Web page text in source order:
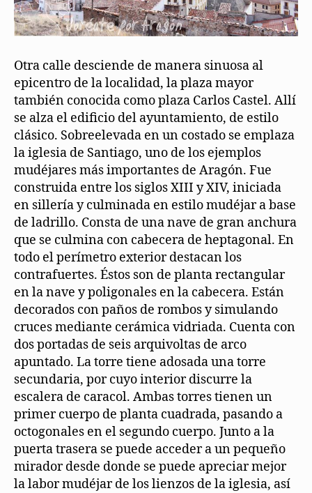
Otra calle desciende de manera sinuosa al
epicentro de la localidad, la plaza mayor
también conocida como plaza Carlos Castel. Allí
se alza el edificio del ayuntamiento, de estilo
clásico. Sobreelevada en un costado se emplaza
la iglesia de Santiago, uno de los ejemplos
mudéjares más importantes de Aragón. Fue
construida entre los siglos XIII y XIV, iniciada
en sillería y culminada en estilo mudéjar a base
de ladrillo. Consta de una nave de gran anchura
que se culmina con cabecera de heptagonal. En
todo el perímetro exterior destacan los
contrafuertes. Éstos son de planta rectangular
en la nave y poligonales en la cabecera. Están
decorados con paños de rombos y simulando
cruces mediante cerámica vidriada. Cuenta con
dos portadas de seis arquivoltas de arco
apuntado. La torre tiene adosada una torre
secundaria, por cuyo interior discurre la
escalera de caracol. Ambas torres tienen un
primer cuerpo de planta cuadrada, pasando a
octogonales en el segundo cuerpo. Junto a la
puerta trasera se puede acceder a un pequeño
mirador desde donde se puede apreciar mejor
la labor mudéjar de los lienzos de la iglesia, así